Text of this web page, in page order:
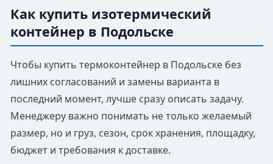
Как купить изотермический
контейнер в Подольске
Чтобы купить термоконтейнер в Подольске без
лишних согласований и замены варианта в
последний момент, лучше сразу описать задачу.
Менеджеру важно понимать не только желаемый
размер, но и груз, сезон, срок хранения, площадку,
бюджет и требования к доставке.